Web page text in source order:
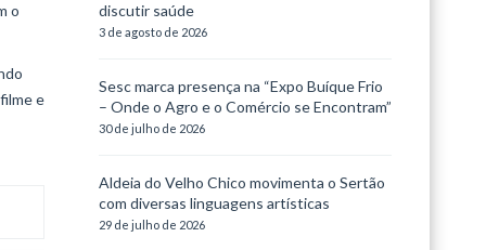
o
e
discutir saúde
3 de agosto de 2026
Sesc marca presença na “Expo Buíque Frio
– Onde o Agro e o Comércio se Encontram”
30 de julho de 2026
Aldeia do Velho Chico movimenta o Sertão
com diversas linguagens artísticas
29 de julho de 2026